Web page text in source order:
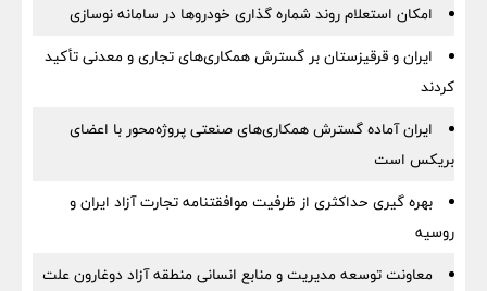
امکان استعلام روند شماره گذاری خودروها در سامانه نوسازی
ایران و قرقیزستان بر گسترش همکاری‌های تجاری و معدنی تأکید
کردند
ایران آماده گسترش همکاری‌های صنعتی پروژه‌محور با اعضای
بریکس است
بهره گیری حداکثری از ظرفیت موافقتنامه تجارت آزاد ایران و
روسیه
معاونت توسعه مدیریت و منابع انسانی منطقه آزاد دوغارون علت